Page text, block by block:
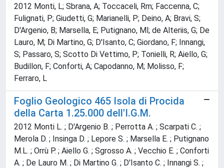
2012 Monti, L; Sbrana, A; Toccaceli, Rm; Faccenna, C;
Fulignati, P; Giudetti, G; Marianelli, P; Deino, A; Bravi, S;
D'Argenio, B; Marsella, E; Putignano, Ml; de Alteriis, G; De
Lauro, M; Di Martino, G; D'Isanto, C; Giordano, F; Innangi,
S; Passaro, S; Scotto Di Vettimo, P; Tonielli, R; Aiello, G;
Budillon, F; Conforti, A; Capodanno, M; Molisso, F;
Ferraro, L
Foglio Geologico 465 Isola di Procida
della Carta 1.25.000 dell'I.G.M.
2012 Monti L. ; D'Argenio B. ; Perrotta A. ; Scarpati C. ;
Merola D. ; Insinga D. ; Lepore S. ; Marsella E. ; Putignano
M.L. ; Orrù P. ; Aiello G. ; Sgrosso A. ; Vecchio E. ; Conforti
A. ; De Lauro M. ; Di Martino G. ; D'Isanto C. ; Innangi S. ;